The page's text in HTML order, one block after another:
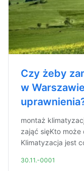
Czy żeby
w
montaż
zająć sięKto
Klimatyzacja jest
30.11.-0001